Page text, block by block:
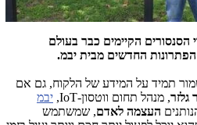
הסנסורים הקיימים כבר בעולם
החדשים מבית יבמ.
תמיד על המידע של הלקוח, גם אם
גלזר, מנהל תחום ווטסון-IoT
, יבמ
העצמה לאדם, שמשתמש